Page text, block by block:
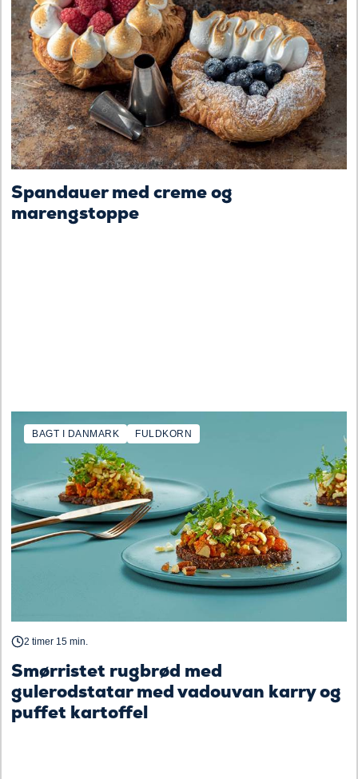
Spandauer med creme og
marengstoppe
BAGT I DANMARK FULDKORN
2 timer 15 min.
Smørristet rugbrød med
gulerodstatar med vadouvan karry og
puffet kartoffel